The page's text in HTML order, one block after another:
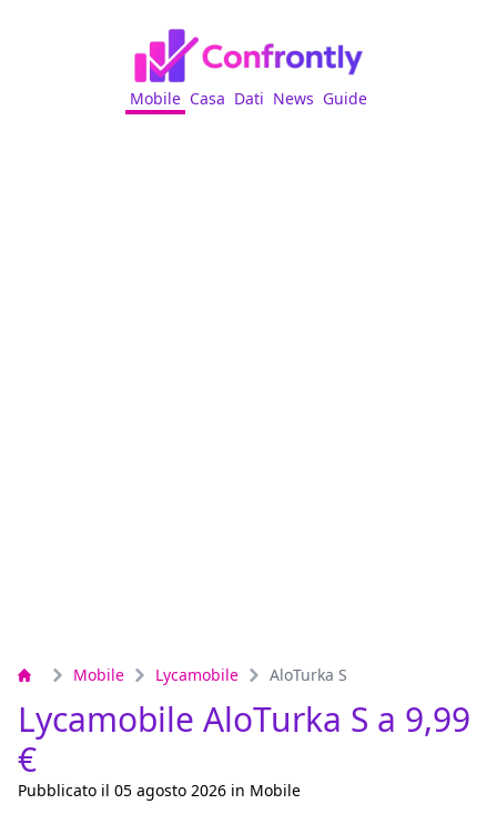
Mobile Casa Dati News Guide
Mobile Lycamobile AloTurka S
Lycamobile AloTurka S a 9,99
€
Pubblicato il 05 agosto 2026 in Mobile